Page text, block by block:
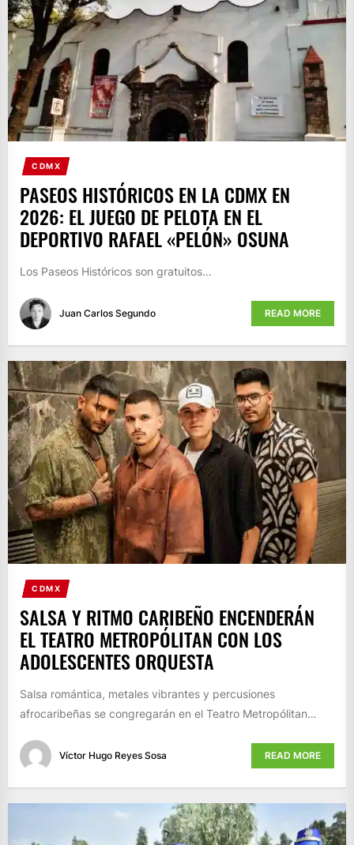
CDMX
PASEOS HISTÓRICOS EN LA CDMX EN
2026: EL JUEGO DE PELOTA EN EL
DEPORTIVO RAFAEL «PELÓN» OSUNA
Los Paseos Históricos son gratuitos…
Juan Carlos Segundo READ MORE
CDMX
SALSA Y RITMO CARIBEÑO ENCENDERÁN
EL TEATRO METROPÓLITAN CON LOS
ADOLESCENTES ORQUESTA
Salsa romántica, metales vibrantes y percusiones
afrocaribeñas se congregarán en el Teatro Metropólitan…
Víctor Hugo Reyes Sosa READ MORE